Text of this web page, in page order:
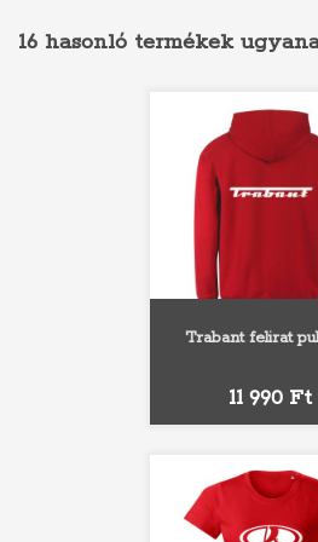
16 hasonló termékek
Trabant felirat
Ár
11 990 Ft